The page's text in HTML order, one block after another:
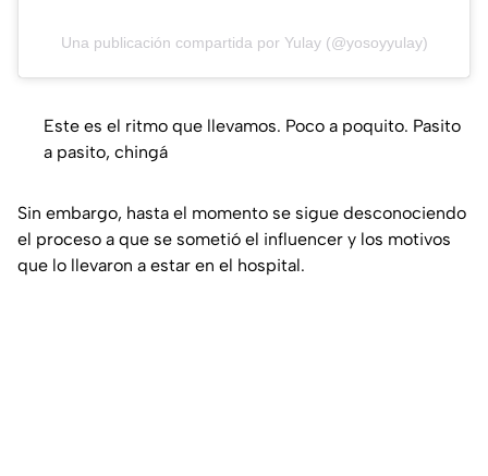
Una publicación compartida por Yulay (@yosoyyulay)
Este es el ritmo que llevamos. Poco a poquito. Pasito
a pasito, chingá
Sin embargo, hasta el momento se sigue desconociendo
el proceso a que se sometió el influencer y los motivos
que lo llevaron a estar en el hospital.